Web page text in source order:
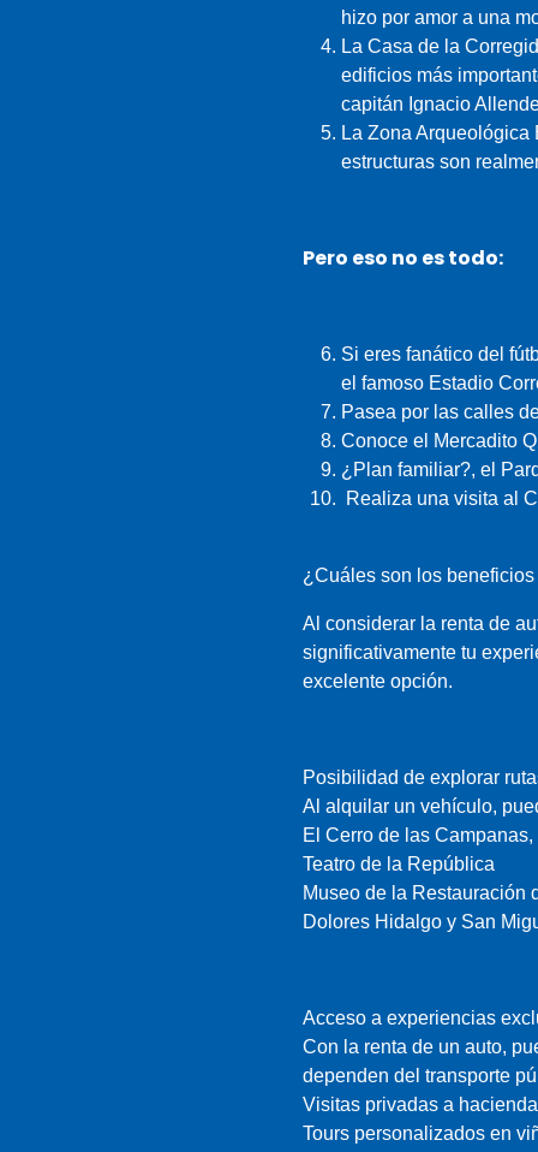
hizo por amor a una
La Casa de la
edificios más
capitán Ignacio
La Zona
estructuras son
Pero eso no es todo:
Si eres fanático del
el famoso Estadio
Pasea por las calles
Conoce el Mercadito
¿Plan familiar?, el
Realiza una visita al
¿Cuáles son los
Al considerar la renta de
significativamente tu
excelente opción.
Posibilidad de explorar
Al alquilar un vehículo,
El Cerro de las Campanas,
Teatro de la República
Museo de la Restauración
Dolores Hidalgo y San
Acceso a experiencias
Con la renta de un auto,
dependen del transporte
Visitas privadas a
Tours personalizados en